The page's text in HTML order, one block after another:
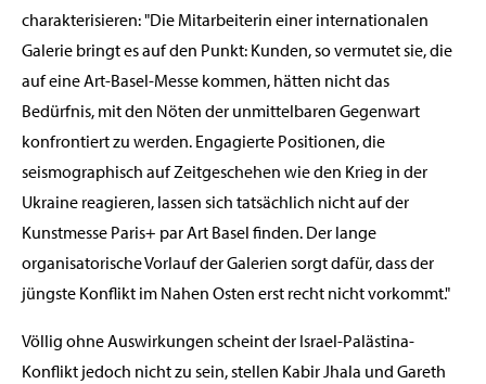
charakterisieren: "Die Mitarbeiterin einer internationalen
Galerie bringt es auf den Punkt: Kunden, so vermutet sie, die
auf eine Art-Basel-Messe kommen, hätten nicht das
Bedürfnis, mit den Nöten der unmittelbaren Gegenwart
konfrontiert zu werden. Engagierte Positionen, die
seismographisch auf Zeitgeschehen wie den Krieg in der
Ukraine reagieren, lassen sich tatsächlich nicht auf der
Kunstmesse Paris+ par Art Basel finden. Der lange
organisatorische Vorlauf der Galerien sorgt dafür, dass der
jüngste Konflikt im Nahen Osten erst recht nicht vorkommt."
Völlig ohne Auswirkungen scheint der Israel-Palästina-
Konflikt jedoch nicht zu sein, stellen Kabir Jhala und Gareth